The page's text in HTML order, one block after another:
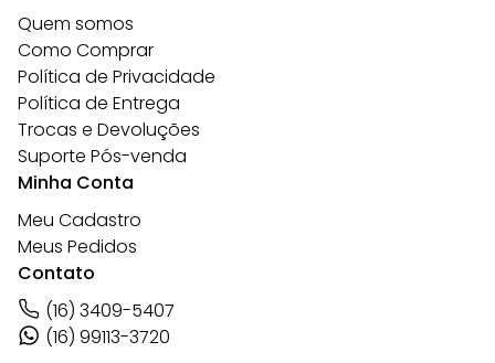
Quem somos
Como Comprar
Política de Privacidade
Política de Entrega
Trocas e Devoluções
Suporte Pós-venda
Minha Conta
Meu Cadastro
Meus Pedidos
Contato
(16) 3409-5407
(16) 99113-3720